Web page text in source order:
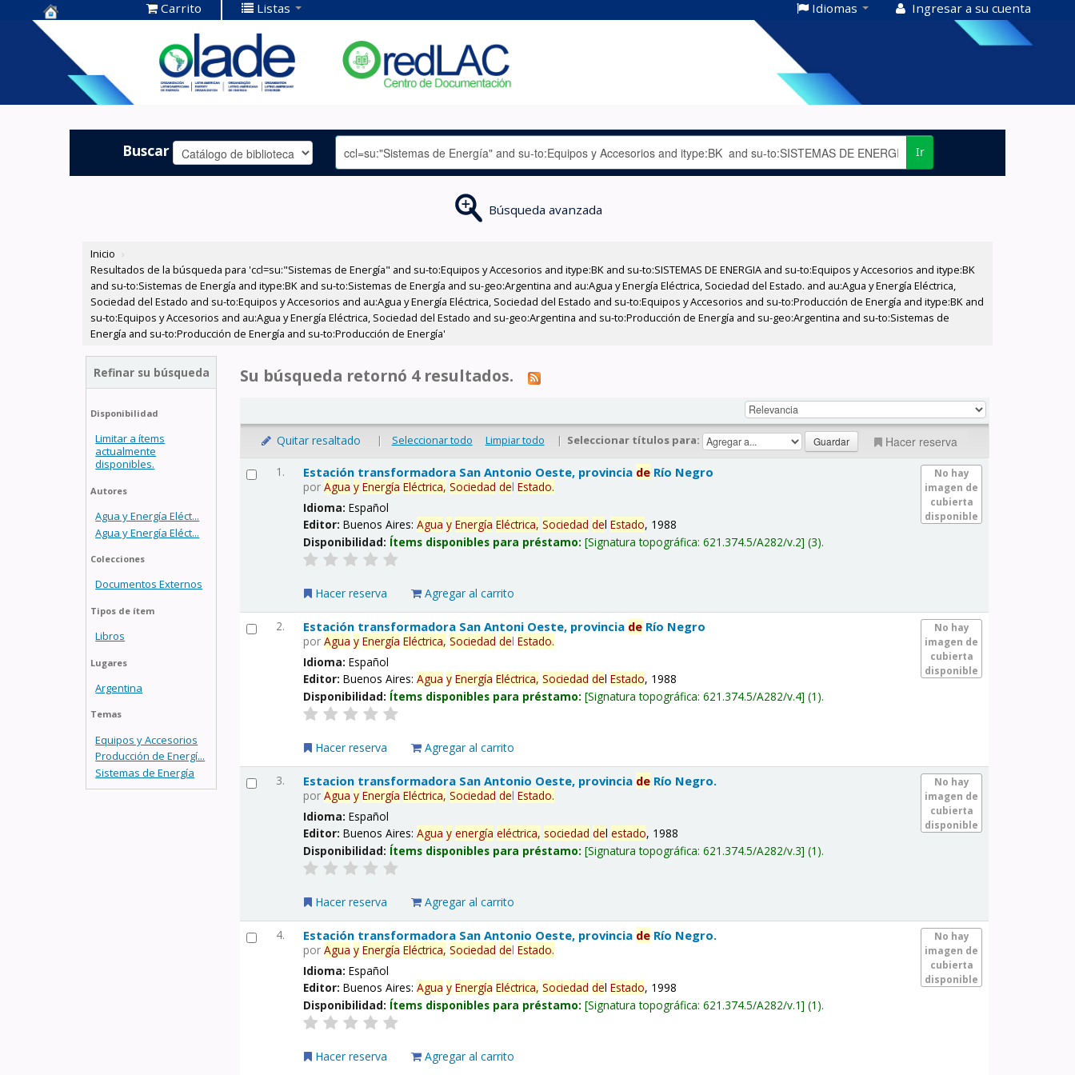
Centro de
Documentación
OLADE -
Carrito Listas Idiomas Ingresar a su cuenta
Buscar Ir
Búsqueda avanzada
Inicio ›
Resultados de la búsqueda para 'ccl=su:"Sistemas de Energía" and su-to:Equipos y Accesorios and itype:BK and su-to:SISTEMAS DE ENERGIA and su-to:Equipos y Accesorios and itype:BK
and su-to:Sistemas de Energía and itype:BK and su-to:Sistemas de Energía and su-geo:Argentina and au:Agua y Energía Eléctrica, Sociedad del Estado. and au:Agua y Energía Eléctrica,
Sociedad del Estado and su-to:Equipos y Accesorios and au:Agua y Energía Eléctrica, Sociedad del Estado and su-to:Equipos y Accesorios and su-to:Producción de Energía and itype:BK and
su-to:Equipos y Accesorios and au:Agua y Energía Eléctrica, Sociedad del Estado and su-geo:Argentina and su-to:Producción de Energía and su-geo:Argentina and su-to:Sistemas de
Energía and su-to:Producción de Energía and su-to:Producción de Energía'
Refinar su búsqueda
Disponibilidad
Limitar a ítems
actualmente
disponibles.
Autores
Agua y Energía Eléct...
Agua y Energía Eléct...
Colecciones
Documentos Externos
Tipos de ítem
Libros
Lugares
Argentina
Temas
Equipos y Accesorios
Producción de Energí...
Sistemas de Energía
Su búsqueda retornó 4 resultados.
Quitar resaltado | Seleccionar todo Limpiar todo | Seleccionar títulos para: Hacer reserva
1.
No hay
imagen de
cubierta
disponible
Estación transformadora San Antonio Oeste, provincia de Río Negro
porAgua y Energía Eléctrica, Sociedad delEstado.
Idioma:Español
Editor:Buenos Aires:Agua y Energía Eléctrica, Sociedad delEstado, 1988
Disponibilidad: Ítems disponibles para préstamo: Signatura topográfica:621.374.5/A282/v.2 (3).
Hacer reserva Agregar al carrito
2.
No hay
imagen de
cubierta
disponible
Estación transformadora San Antoni Oeste, provincia de Río Negro
porAgua y Energía Eléctrica, Sociedad delEstado.
Idioma:Español
Editor:Buenos Aires:Agua y Energía Eléctrica, Sociedad delEstado, 1988
Disponibilidad: Ítems disponibles para préstamo: Signatura topográfica:621.374.5/A282/v.4 (1).
Hacer reserva Agregar al carrito
3.
No hay
imagen de
cubierta
disponible
Estacion transformadora San Antonio Oeste, provincia de Río Negro.
porAgua y Energía Eléctrica, Sociedad delEstado.
Idioma:Español
Editor:Buenos Aires:Agua y energía eléctrica, sociedad delestado, 1988
Disponibilidad: Ítems disponibles para préstamo: Signatura topográfica:621.374.5/A282/v.3 (1).
Hacer reserva Agregar al carrito
4.
No hay
imagen de
cubierta
disponible
Estación transformadora San Antonio Oeste, provincia de Río Negro.
porAgua y Energía Eléctrica, Sociedad delEstado.
Idioma:Español
Editor:Buenos Aires:Agua y Energía Eléctrica, Sociedad delEstado, 1998
Disponibilidad: Ítems disponibles para préstamo: Signatura topográfica:621.374.5/A282/v.1 (1).
Hacer reserva Agregar al carrito